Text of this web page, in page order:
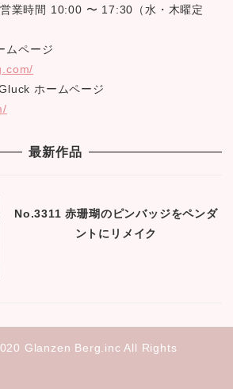
時間 10:00 〜 17:30（水・木曜定
ムページ
ホームページ
最新作品
No.3311 赤珊瑚のピンバッジをペンダ
ントにリメイク
Glanzen Berg.inc All Rights